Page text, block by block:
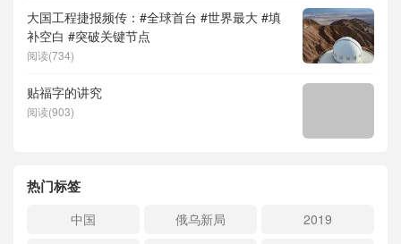
大国工程捷报频传：#全球首台 #世界最大 #填
补空白 #突破关键节点
阅读(734)
贴福字的讲究
阅读(903)
热门标签
中国 俄乌新局
2019